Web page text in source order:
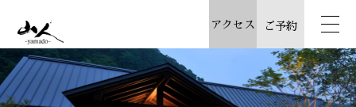
アクセス ご予約